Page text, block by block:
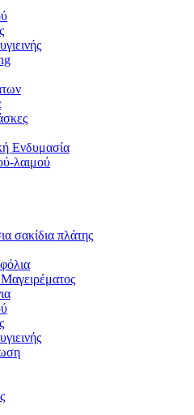
Ενδυμασία
λαιμού
σακίδια πλάτης